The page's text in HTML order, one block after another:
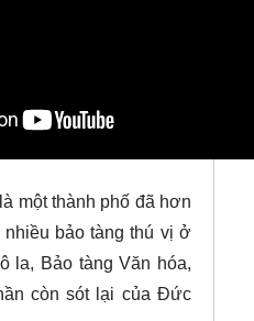
là một thành phố đã hơn
bảo tàng thú vị ở
la, Bảo tàng Văn hóa,
còn sót lại của Đức